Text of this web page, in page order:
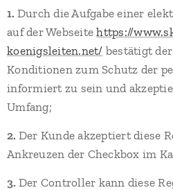
1. Durch die Aufgabe einer
auf der Webseitehttps://
koenigsleiten.net/ bestätigt
Konditionen zum Schutz der
informiert zu sein und
Umfang;
2. Der Kunde akzeptiert diese
Ankreuzen der Checkbox im
3. Der Controller kann diese